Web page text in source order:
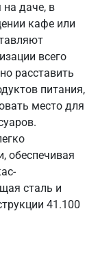
даче, в
кафе или
всего
расставить
питания,
место для
обеспечивая
сталь и
41.100